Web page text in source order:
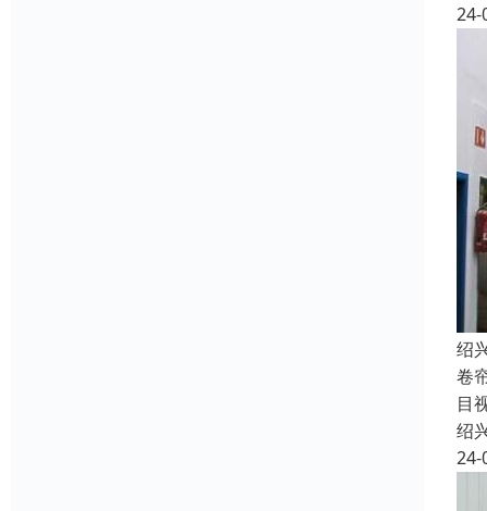
24-
绍
卷
目
绍
24-